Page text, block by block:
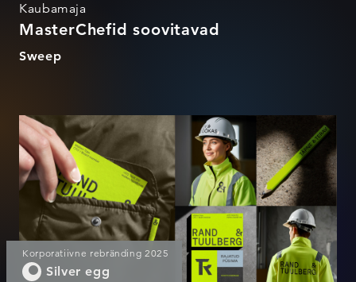
Kaubamaja
MasterChefid soovitavad
Sweep
Rand & Tuulberg rebrand
Korporatiivne rebränding 2025
Silver egg